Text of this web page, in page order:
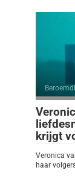
krijgt
Veronica
haar